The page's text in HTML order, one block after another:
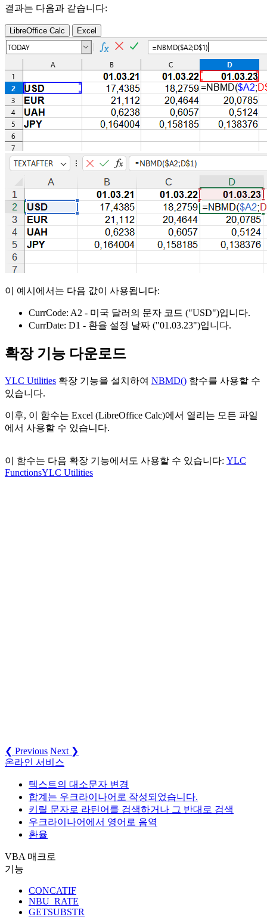
결과는 다음과 같습니다:
LibreOffice Calc Excel
이 예시에서는 다음 값이 사용됩니다:
CurrCode: A2 - 미국 달러의 문자 코드 ("USD")입니다.
CurrDate: D1 - 환율 설정 날짜 ("01.03.23")입니다.
확장 기능 다운로드
YLC Utilities 확장 기능을 설치하여 NBMD() 함수를 사용할 수
있습니다.
이후, 이 함수는 Excel (LibreOffice Calc)에서 열리는 모든 파일
에서 사용할 수 있습니다.
이 함수는 다음 확장 기능에서도 사용할 수 있습니다: YLC
FunctionsYLC Utilities
❮ Previous Next ❯
온라인 서비스
텍스트의 대소문자 변경
합계는 우크라이나어로 작성되었습니다.
키릴 문자로 라틴어를 검색하거나 그 반대로 검색
우크라이나어에서 영어로 음역
환율
VBA 매크로
기능
CONCATIF
NBU_RATE
GETSUBSTR